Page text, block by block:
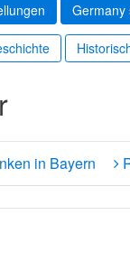
Germany
in Bayern